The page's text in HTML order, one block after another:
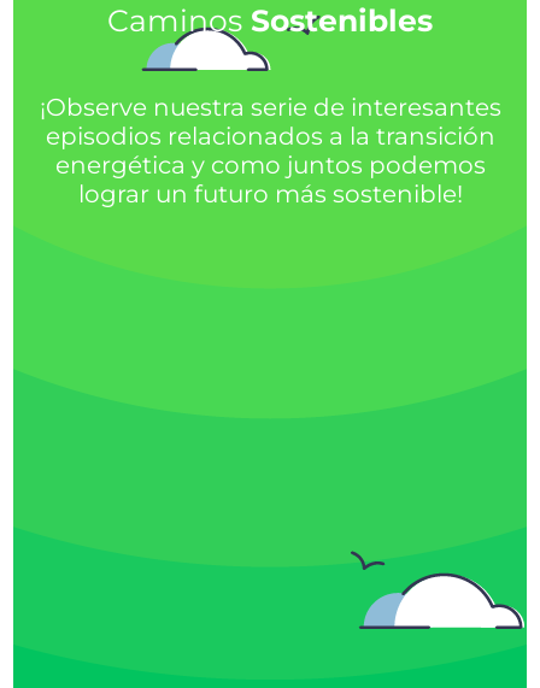
Caminos Sostenibles
¡Observe nuestra serie de interesantes
episodios relacionados a la transición
energética y como juntos podemos
lograr un futuro más sostenible!